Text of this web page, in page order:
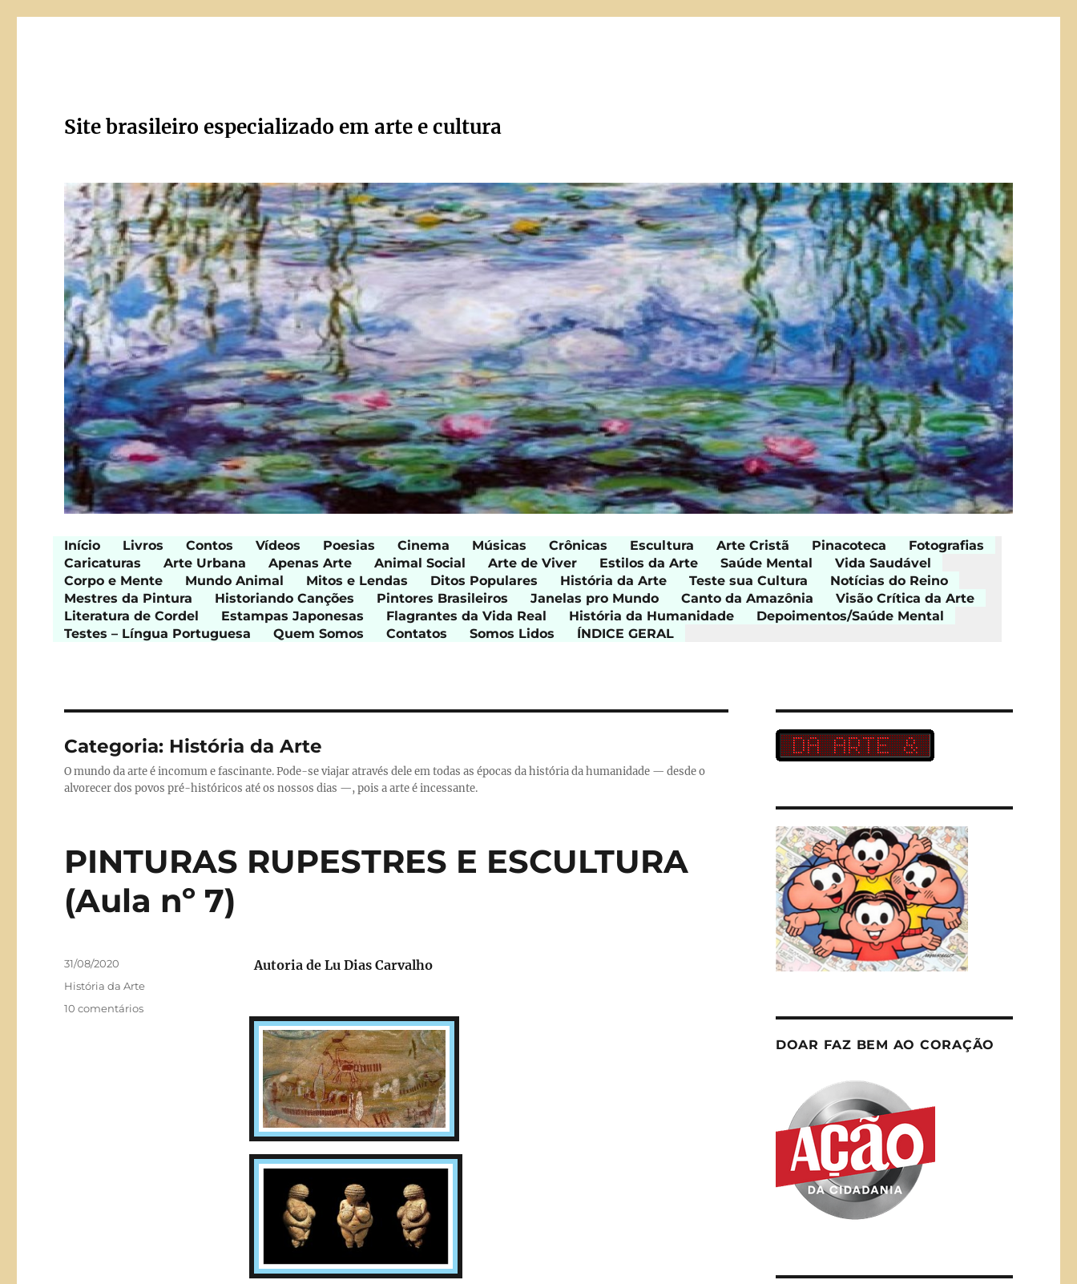
Site brasileiro especializado em arte e cultura
Início Livros Contos Vídeos Poesias Cinema Músicas Crônicas Escultura Arte Cristã Pinacoteca
Fotografias
Caricaturas
Arte Urbana Apenas Arte Animal Social Arte de Viver Estilos da Arte Saúde Mental
Vida Saudável
Corpo e Mente
Mundo Animal Mitos e Lendas Ditos Populares História da Arte Teste sua Cultura
Notícias do Reino
Mestres da Pintura
Historiando Canções Pintores Brasileiros Janelas pro Mundo Canto da Amazônia
Visão Crítica da Arte
Literatura de Cordel
Estampas Japonesas Flagrantes da Vida Real História da Humanidade
Depoimentos/Saúde Mental
Testes – Língua Portuguesa
Quem Somos Contatos Somos Lidos ÍNDICE GERAL
Categoria: História da Arte
O mundo da arte é incomum e fascinante. Pode-se viajar através dele em todas as épocas da história da humanidade — desde o
alvorecer dos povos pré-históricos até os nossos dias —, pois a arte é incessante.
PINTURAS RUPESTRES E ESCULTURA
(Aula nº 7)
Autoria de Lu Dias Carvalho
Publicado
em
31/08/2020
Categorias
História da Arte
10 comentáriosem
DOAR FAZ BEM AO CORAÇÃO